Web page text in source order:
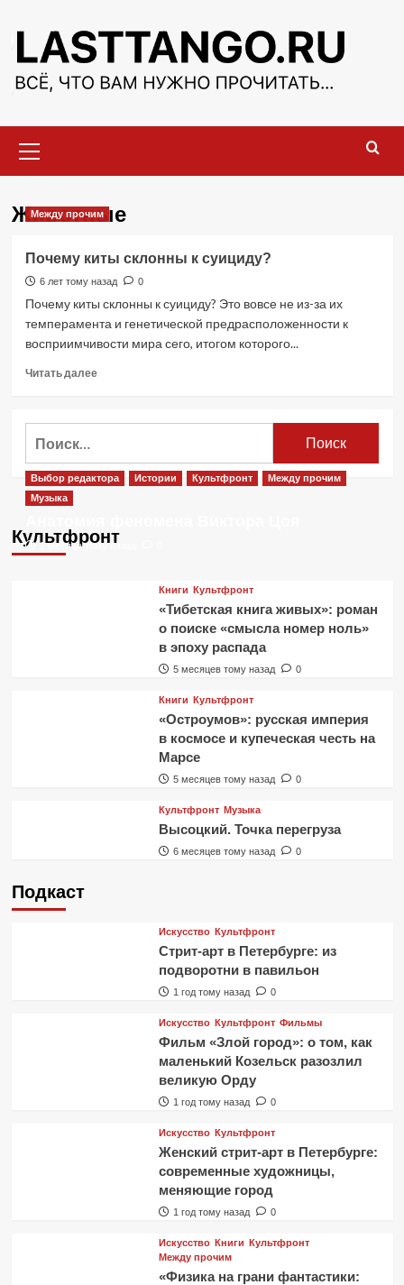
содержимому
меню
Животные
Между прочим
Почему киты склонны к суициду?
6 лет тому назад 0
Почему киты склонны к суициду? Это вовсе не из-за их
темперамента и генетической предрасположенности к
восприимчивости мира сего, итогом которого...
Читать далееПрочитать
Почему
к
суициду?
Культфронт
Выбор редактора Истории Культфронт
Между прочим
Музыка
2 месяца тому назад
Книги Культфронт
«Тибетская книга живых»: роман
о поиске «смысла номер ноль»
в эпоху распада
5 месяцев тому назад 0
Книги Культфронт
«Остроумов»: русская империя
в космосе и купеческая честь на
Марсе
5 месяцев тому назад 0
Культфронт Музыка
Высоцкий. Точка перегруза
6 месяцев тому назад 0
Подкаст
Искусство Культфронт
Стрит-арт в Петербурге: из
подворотни в павильон
1 год тому назад 0
Искусство Культфронт Фильмы
Фильм «Злой город»: о том, как
маленький Козельск разозлил
великую Орду
1 год тому назад 0
Искусство Культфронт
Женский стрит-арт в Петербурге:
современные художницы,
меняющие город
1 год тому назад 0
Искусство Книги Культфронт
Между прочим
«Физика на грани фантастики: